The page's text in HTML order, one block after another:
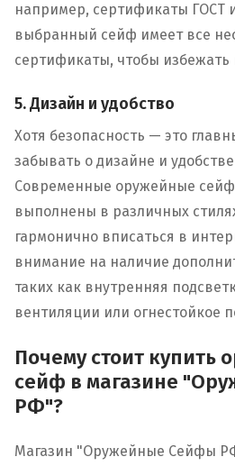
например, сертификаты ГОСТ
выбранный сейф имеет все
сертификаты, чтобы избежать
5. Дизайн и удобство
Хотя безопасность — это
забывать о дизайне и
Современные оружейные
выполнены в различных
гармонично вписаться в
внимание на наличие
таких как внутренняя
вентиляции или огнестойкое
Почему стоит купить
сейф в магазине
РФ"?
Магазин "Оружейные Сейфы